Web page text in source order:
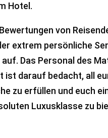
Hotel.
von
extrem persönliche
Das Personal des
ist darauf bedacht, all
zu erfüllen und euch
Luxusklasse zu